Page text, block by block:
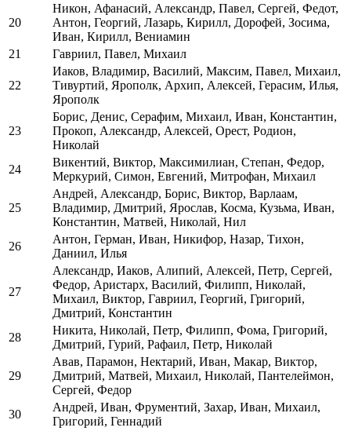
20
Никон, Афанасий, Александр, Павел, Сергей, Федот,
Антон, Георгий, Лазарь, Кирилл, Дорофей, Зосима,
Иван, Кирилл, Вениамин
21
Гавриил, Павел, Михаил
22
Иаков, Владимир, Василий, Максим, Павел, Михаил,
Тивуртий, Ярополк, Архип, Алексей, Герасим, Илья,
Ярополк
23
Борис, Денис, Серафим, Михаил, Иван, Константин,
Прокоп, Александр, Алексей, Орест, Родион,
Николай
24
Викентий, Виктор, Максимилиан, Степан, Федор,
Меркурий, Симон, Евгений, Митрофан, Михаил
25
Андрей, Александр, Борис, Виктор, Варлаам,
Владимир, Дмитрий, Ярослав, Косма, Кузьма, Иван,
Константин, Матвей, Николай, Нил
26
Антон, Герман, Иван, Никифор, Назар, Тихон,
Даниил, Илья
27
Александр, Иаков, Алипий, Алексей, Петр, Сергей,
Федор, Аристарх, Василий, Филипп, Николай,
Михаил, Виктор, Гавриил, Георгий, Григорий,
Дмитрий, Константин
28
Никита, Николай, Петр, Филипп, Фома, Григорий,
Дмитрий, Гурий, Рафаил, Петр, Николай
29
Авав, Парамон, Нектарий, Иван, Макар, Виктор,
Дмитрий, Матвей, Михаил, Николай, Пантелеймон,
Сергей, Федор
30
Андрей, Иван, Фрументий, Захар, Иван, Михаил,
Григорий, Геннадий